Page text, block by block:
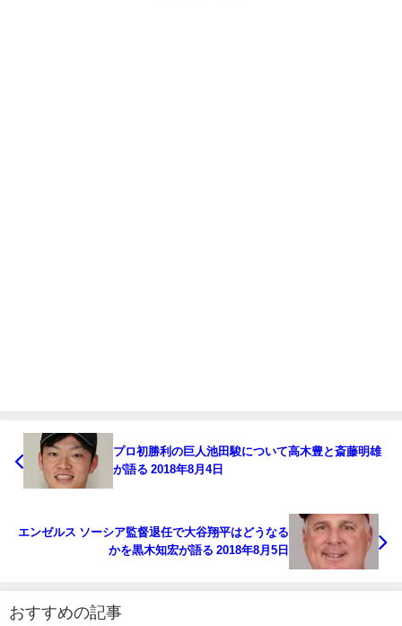
プロ初勝利の巨人池田駿について高木豊と斎藤明雄
が語る 2018年8月4日
エンゼルス ソーシア監督退任で大谷翔平はどうなる
かを黒木知宏が語る 2018年8月5日
おすすめの記事